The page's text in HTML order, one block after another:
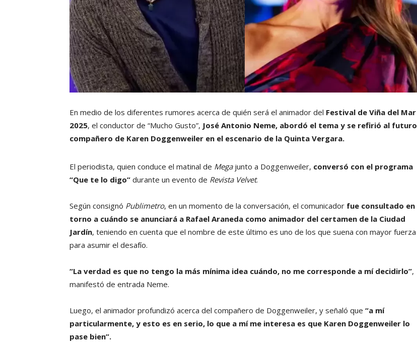
En medio de los diferentes rumores acerca de quién será el animador del Festival de Viña del Mar
2025, el conductor de “Mucho Gusto”, José Antonio Neme, abordó el tema y se refirió al futuro
compañero de Karen Doggenweiler en el escenario de la Quinta Vergara.
El periodista, quien conduce el matinal de Mega junto a Doggenweiler, conversó con el programa
“Que te lo digo” durante un evento de Revista Velvet.
Según consignó Publimetro, en un momento de la conversación, el comunicador fue consultado en
torno a cuándo se anunciará a Rafael Araneda como animador del certamen de la Ciudad
Jardín, teniendo en cuenta que el nombre de este último es uno de los que suena con mayor fuerza
para asumir el desafío.
“La verdad es que no tengo la más mínima idea cuándo, no me corresponde a mí decidirlo”,
manifestó de entrada Neme.
Luego, el animador profundizó acerca del compañero de Doggenweiler, y señaló que “a mí
particularmente, y esto es en serio, lo que a mí me interesa es que Karen Doggenweiler lo
pase bien”.